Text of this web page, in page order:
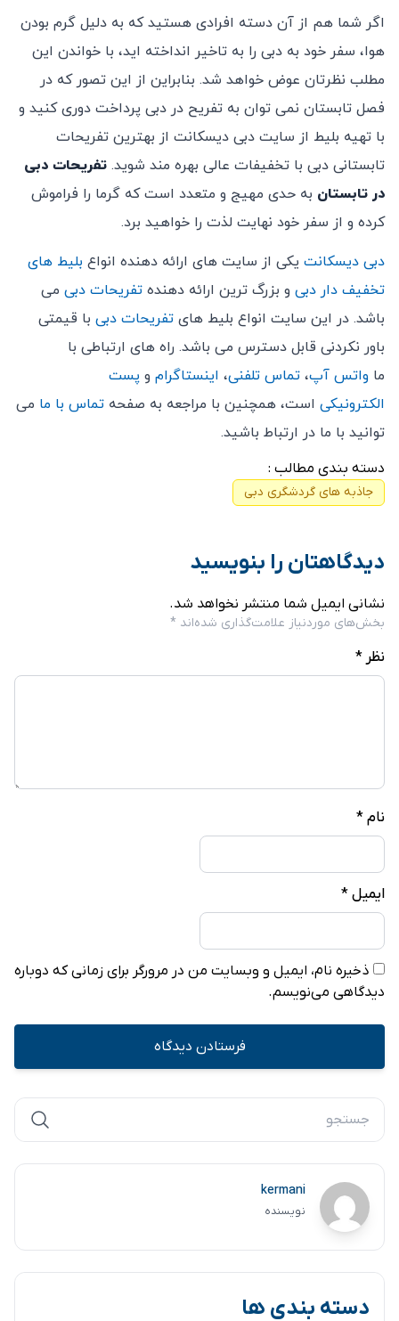
اگر شما هم از آن دسته افرادی هستید که به دلیل گرم بودن
هوا، سفر خود به دبی را به تاخیر انداخته اید، با خواندن این
مطلب نظرتان عوض خواهد شد. بنابراین از این تصور که در
فصل تابستان نمی توان به تفریح در دبی پرداخت دوری کنید و
با تهیه بلیط از سایت دبی دیسکانت از بهترین تفریحات
تابستانی دبی با تخفیفات عالی بهره مند شوید. تفریحات دبی
در تابستان به حدی مهیج و متعدد است که گرما را فراموش
کرده و از سفر خود نهایت لذت را خواهید برد.
دبی دیسکانت یکی از سایت های ارائه دهنده انواع بلیط های
تخفیف دار دبی و بزرگ ترین ارائه دهنده تفریحات دبی می
باشد. در این سایت انواع بلیط های تفریحات دبی با قیمتی
باور نکردنی قابل دسترس می باشد. راه های ارتباطی با
ما واتس آپ، تماس تلفنی، اینستاگرام و پست
الکترونیکی است، همچنین با مراجعه به صفحه تماس با ما می
توانید با ما در ارتباط باشید.
دسته بندی مطالب :
جاذبه های گردشگری دبی
دیدگاهتان را بنویسید
نشانی ایمیل شما منتشر نخواهد شد.
بخش‌های موردنیاز علامت‌گذاری شده‌اند *
نظر *
نام *
ایمیل *
ذخیره نام، ایمیل و وبسایت من در مرورگر برای زمانی که دوباره
دیدگاهی می‌نویسم.
kermani
نویسنده
دسته بندی ها